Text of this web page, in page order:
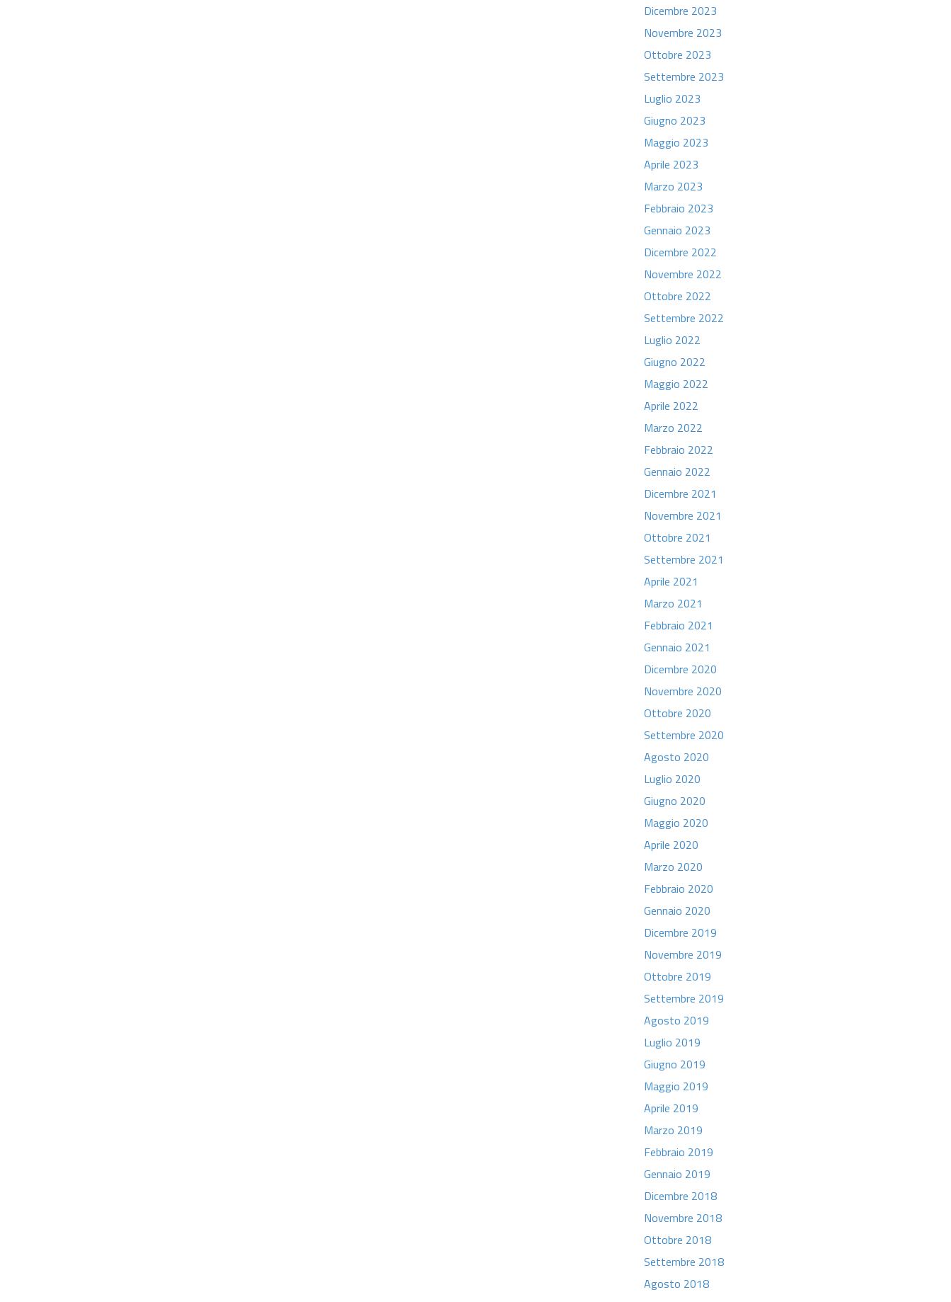
Dicembre 2023
Novembre 2023
Ottobre 2023
Settembre 2023
Luglio 2023
Giugno 2023
Maggio 2023
Aprile 2023
Marzo 2023
Febbraio 2023
Gennaio 2023
Dicembre 2022
Novembre 2022
Ottobre 2022
Settembre 2022
Luglio 2022
Giugno 2022
Maggio 2022
Aprile 2022
Marzo 2022
Febbraio 2022
Gennaio 2022
Dicembre 2021
Novembre 2021
Ottobre 2021
Settembre 2021
Aprile 2021
Marzo 2021
Febbraio 2021
Gennaio 2021
Dicembre 2020
Novembre 2020
Ottobre 2020
Settembre 2020
Agosto 2020
Luglio 2020
Giugno 2020
Maggio 2020
Aprile 2020
Marzo 2020
Febbraio 2020
Gennaio 2020
Dicembre 2019
Novembre 2019
Ottobre 2019
Settembre 2019
Agosto 2019
Luglio 2019
Giugno 2019
Maggio 2019
Aprile 2019
Marzo 2019
Febbraio 2019
Gennaio 2019
Dicembre 2018
Novembre 2018
Ottobre 2018
Settembre 2018
Agosto 2018